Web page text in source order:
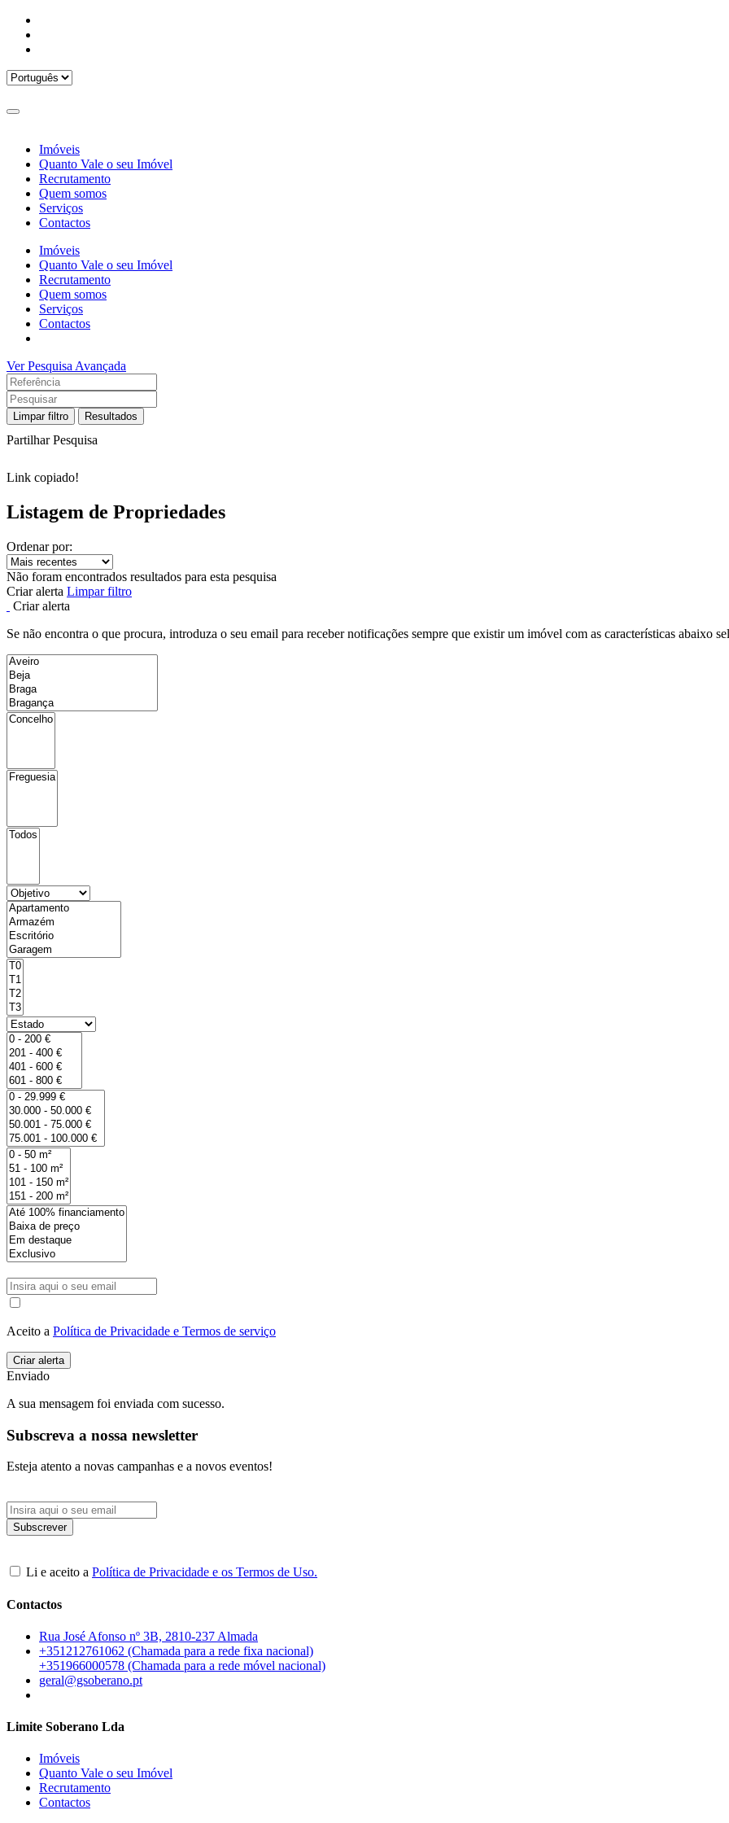
Imóveis
Quanto Vale o seu Imóvel
Recrutamento
Quem somos
Serviços
Contactos
Imóveis
Quanto Vale o seu Imóvel
Recrutamento
Quem somos
Serviços
Contactos
Ver Pesquisa Avançada
Limpar filtro Resultados
Partilhar Pesquisa
Link copiado!
Listagem de Propriedades
Ordenar por:
Não foram encontrados resultados para esta pesquisa
Criar alerta Limpar filtro
Criar alerta
Se não encontra o que procura, introduza o seu email para receber notificações sempre que existir um imóvel com as características abaixo
Aceito a Política de Privacidade e Termos de serviço
Enviado
A sua mensagem foi enviada com sucesso.
Subscreva a nossa newsletter
Esteja atento a novas campanhas e a novos eventos!
Li e aceito a Política de Privacidade e os Termos de Uso.
Contactos
Rua José Afonso nº 3B, 2810-237 Almada
+351212761062 (Chamada para a rede fixa nacional)
+351966000578 (Chamada para a rede móvel nacional)
geral@gsoberano.pt
Limite Soberano Lda
Imóveis
Quanto Vale o seu Imóvel
Recrutamento
Contactos